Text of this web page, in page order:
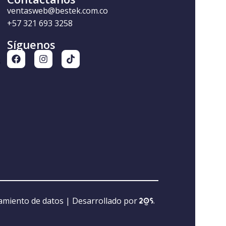
ventasweb@bestek.com.co
+57 321 693 3258
Síguenos
de datos | Desarrollado por